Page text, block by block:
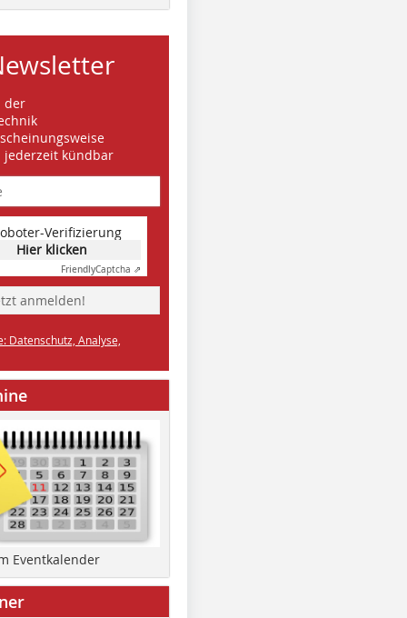
der
jederzeit kündbar
Verifizierung
Hier klicken
FriendlyCaptcha ⇗
anmelden!
Datenschutz, Analyse,
Eventkalender